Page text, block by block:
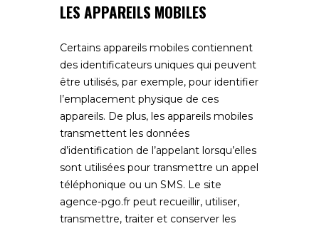
LES APPAREILS MOBILES
Certains appareils mobiles contiennent
des identificateurs uniques qui peuvent
être utilisés, par exemple, pour identifier
l’emplacement physique de ces
appareils. De plus, les appareils mobiles
transmettent les données
d’identification de l’appelant lorsqu’elles
sont utilisées pour transmettre un appel
téléphonique ou un SMS. Le site
agence-pgo.fr peut recueillir, utiliser,
transmettre, traiter et conserver les